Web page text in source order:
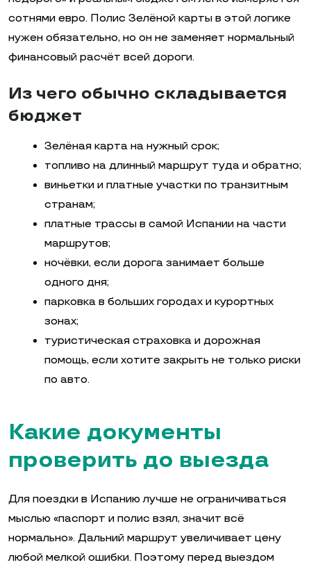
сотнями евро. Полис Зелёной карты в этой логике
нужен обязательно, но он не заменяет нормальный
финансовый расчёт всей дороги.
Из чего обычно складывается
бюджет
Зелёная карта на нужный срок;
топливо на длинный маршрут туда и обратно;
виньетки и платные участки по транзитным
странам;
платные трассы в самой Испании на части
маршрутов;
ночёвки, если дорога занимает больше
одного дня;
парковка в больших городах и курортных
зонах;
туристическая страховка и дорожная
помощь, если хотите закрыть не только риски
по авто.
Какие документы
проверить до выезда
Для поездки в Испанию лучше не ограничиваться
мыслью «паспорт и полис взял, значит всё
нормально». Дальний маршрут увеличивает цену
любой мелкой ошибки. Поэтому перед выездом